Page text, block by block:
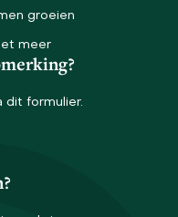
groeien
meer
dit formulier.